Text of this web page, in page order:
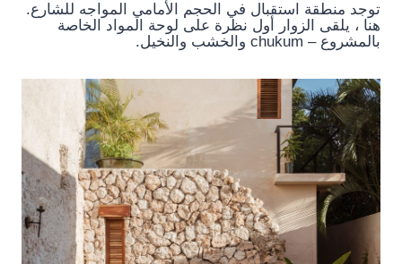
توجد منطقة استقبال في الحجم الأمامي المواجه للشارع.
هنا ، يلقى الزوار أول نظرة على لوحة المواد الخاصة
بالمشروع – chukum والخشب والنخيل.